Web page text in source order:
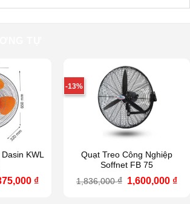
KWL
₫Giá
-13%
Quạt Treo Công Nghiệp
Soffnet FB 75
1,836,000₫ Giá
1,600,000 ₫